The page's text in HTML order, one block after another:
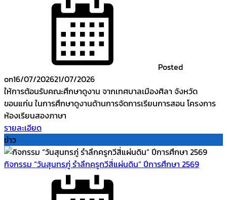
Posted
on16/07/202621/07/2026
ให้การต้อนรับคณะศึกษาดูงาน จากเทศบาลเมืองศิลา จังหวัด
ขอนแก่น ในการศึกษาดูงานด้านการจัดการเรียนการสอน โครงการ
ห้องเรียนสองภาษา
รายละเอียด
ข่าว
กิจกรรม “วันสุนทรภู่ รำลึกครูกวีสี่แผ่นดิน” ปีการศึกษา 2569